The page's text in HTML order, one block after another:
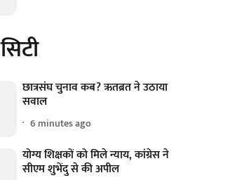
छात्रसंघ चुनाव कब? ऋतब्रत ने उठाया
सवाल
6 minutes ago
योग्य शिक्षकों को मिले न्याय, कांग्रेस ने
सीएम शुभेंदु से की अपील